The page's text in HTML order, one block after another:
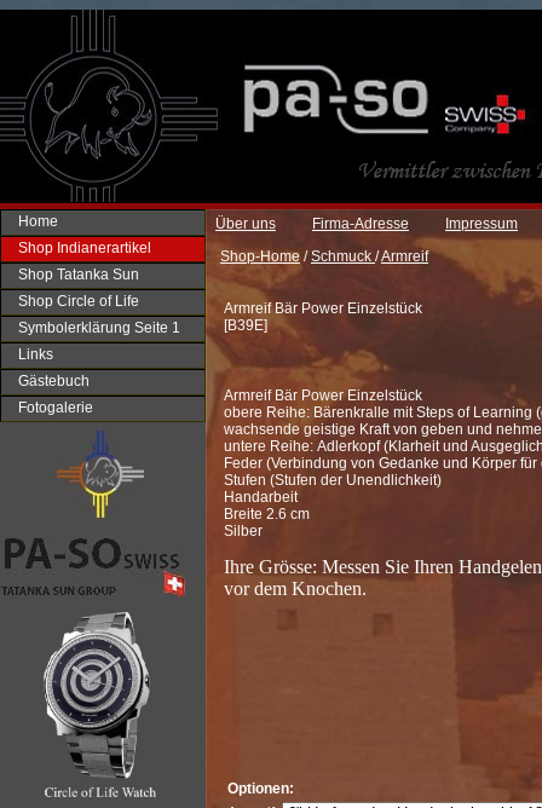
Home
Shop Indianerartikel
Shop Tatanka Sun
Shop Circle of Life
Symbolerklärung Seite 1
Links
Gästebuch
Fotogalerie
Über uns Firma-Adresse
Impressum
Shop-Home /Schmuck /Armreif
Armreif Bär Power Einzelstück
[B39E]
Armreif Bär Power Einzelstück
obere Reihe: Bärenkralle mit Steps of Learning
wachsende geistige Kraft von geben und
untere Reihe: Adlerkopf (Klarheit und
Feder (Verbindung von Gedanke und Körper für
Stufen (Stufen der Unendlichkeit)
Handarbeit
Breite 2.6 cm
Silber
Ihre Grösse: Messen Sie Ihren
vor dem Knochen.
Optionen: